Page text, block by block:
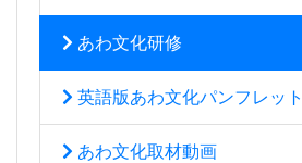
あわ文化研修
英語版あわ文化パンフレット
あわ文化取材動画